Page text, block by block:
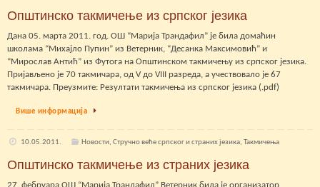
Општинско такмичење из српског језика
Дана 05. марта 2011. год. ОШ “Марија Трандафил” је била домаћин
школама “Михајло Пупин” из Ветерник, “Десанка Максимовић” и
“Мирослав Антић” из Футога на Општинском такмичењу из српског језика.
Пријављено је 70 такмичара, од V до VIII разреда, а учествовало је 67
такмичара. Преузмите: Резултати такмичења из српског језика (.pdf)
Више информација
10.05.2011. Новости,Стручно веће српског и страних језика,Такмичења
Општинско такмичење из страних језика